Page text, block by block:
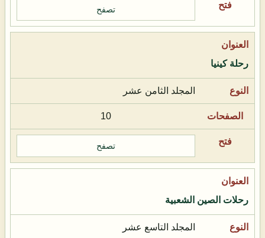
تصفح
رحلة كينيا
المجلد الثامن عشر
10
تصفح
رحلات الصين الشعبية
المجلد التاسع عشر